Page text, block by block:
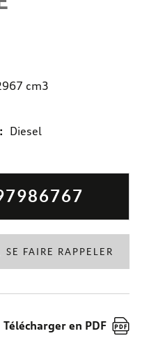
cm3
Diesel
SE FAIRE RAPPELER
Télécharger en PDF